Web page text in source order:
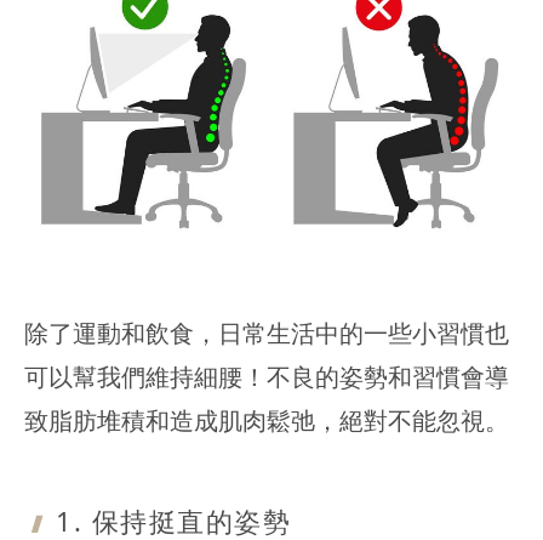
除了運動和飲食，日常生活中的一些小習慣也
可以幫我們維持細腰！不良的姿勢和習慣會導
致脂肪堆積和造成肌肉鬆弛，絕對不能忽視。
1. 保持挺直的姿勢